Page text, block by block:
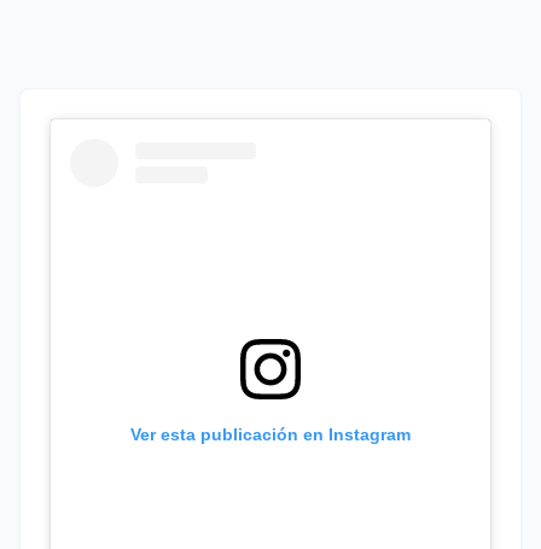
Ver esta publicación en Instagram